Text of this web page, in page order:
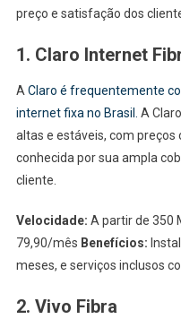
preço e satisfação dos
1. Claro Internet
A Claro é frequentemente
internet fixa no Brasil.
A
altas e estáveis, com preços
conhecida por sua ampla
cliente.
Velocidade: A partir de 350
79,90/mês Benefícios:
meses, e serviços inclusos
2. Vivo Fibra